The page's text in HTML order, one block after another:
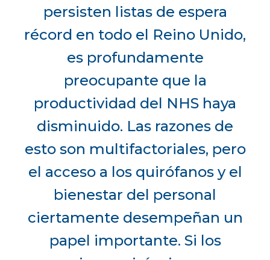
persisten listas de espera
récord en todo el Reino Unido,
es profundamente
preocupante que la
productividad del NHS haya
disminuido. Las razones de
esto son multifactoriales, pero
el acceso a los quirófanos y el
bienestar del personal
ciertamente desempeñan un
papel importante. Si los